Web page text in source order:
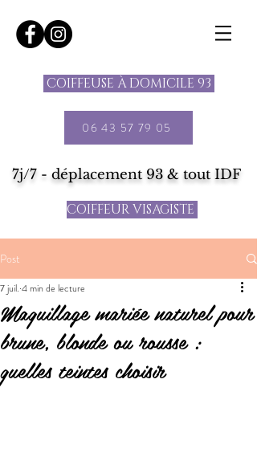
COIFFEUSE À DOMICILE 93
06 43 57 79 05
7j/7 - déplacement 93 & tout IDF
COIFFEUR VISAGISTE
Post
Maquillage mariée naturel pour
brune, blonde ou rousse :
quelles teintes choisir
7 juil. 4 min de lecture